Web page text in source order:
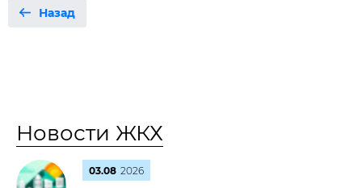
Назад
Новости ЖКХ
03.08 2026